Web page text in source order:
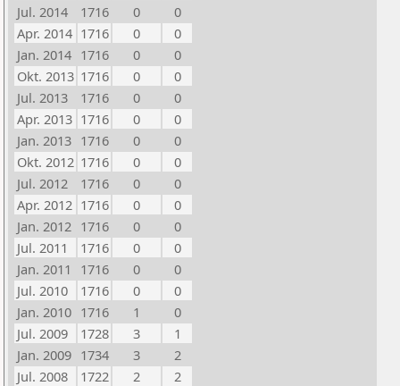
Jul. 2014
1716 0
0
Apr. 2014 1716 0
0
Jan. 2014 1716 0
0
Okt. 2013 1716 0
0
Jul. 2013
1716 0
0
Apr. 2013 1716 0
0
Jan. 2013 1716 0
0
Okt. 2012 1716 0
0
Jul. 2012
1716 0
0
Apr. 2012 1716 0
0
Jan. 2012 1716 0
0
Jul. 2011
1716 0
0
Jan. 2011
1716 0
0
Jul. 2010
1716 0
0
Jan. 2010 1716 1
0
Jul. 2009
1728 3
1
Jan. 2009 1734 3
2
Jul. 2008
1722 2
2